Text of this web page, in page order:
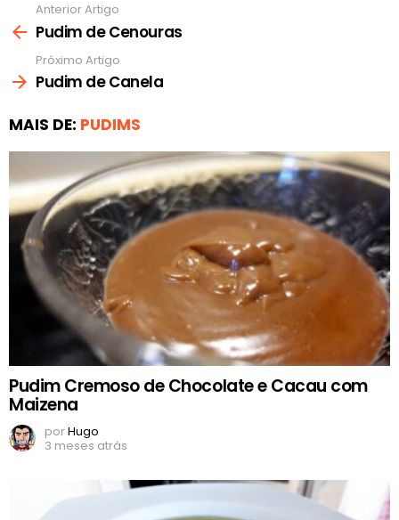
mais
Anterior Artigo
Pudim de Cenouras
Próximo Artigo
Pudim de Canela
MAIS DE: PUDIMS
Pudim Cremoso de Chocolate e Cacau com
Maizena
porHugo
3 meses atrás